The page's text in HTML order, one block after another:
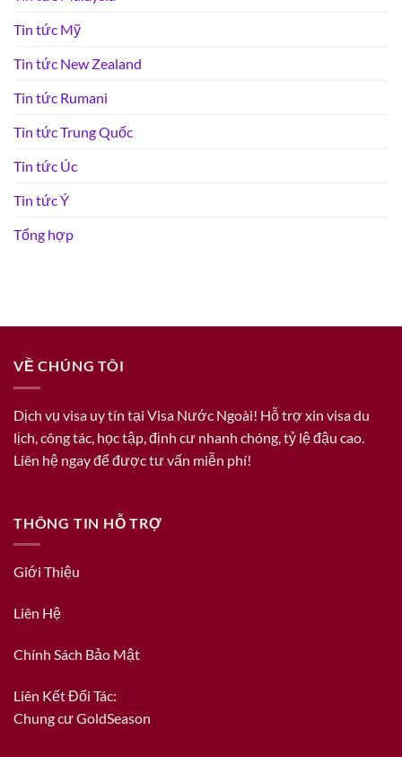
Tin tức Mỹ
Tin tức New Zealand
Tin tức Rumani
Tin tức Trung Quốc
Tin tức Úc
Tin tức Ý
Tổng hợp
VỀ CHÚNG TÔI
Dịch vụ visa uy tín tại Visa Nước Ngoài! Hỗ trợ xin visa du
lịch, công tác, học tập, định cư nhanh chóng, tỷ lệ đậu cao.
Liên hệ ngay để được tư vấn miễn phí!
THÔNG TIN HỖ TRỢ
Giới Thiệu
Liên Hệ
Chính Sách Bảo Mật
Liên Kết Đối Tác:
Chung cư GoldSeason